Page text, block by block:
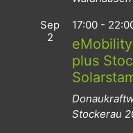
Sep
2
17:00 -
plus
Stockerau